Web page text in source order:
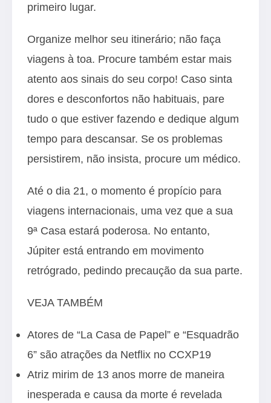
primeiro lugar.
Organize melhor seu itinerário; não faça
viagens à toa. Procure também estar mais
atento aos sinais do seu corpo! Caso sinta
dores e desconfortos não habituais, pare
tudo o que estiver fazendo e dedique algum
tempo para descansar. Se os problemas
persistirem, não insista, procure um médico.
Até o dia 21, o momento é propício para
viagens internacionais, uma vez que a sua
9ª Casa estará poderosa. No entanto,
Júpiter está entrando em movimento
retrógrado, pedindo precaução da sua parte.
VEJA TAMBÉM
Atores de “La Casa de Papel” e “Esquadrão
6” são atrações da Netflix no CCXP19
Atriz mirim de 13 anos morre de maneira
inesperada e causa da morte é revelada